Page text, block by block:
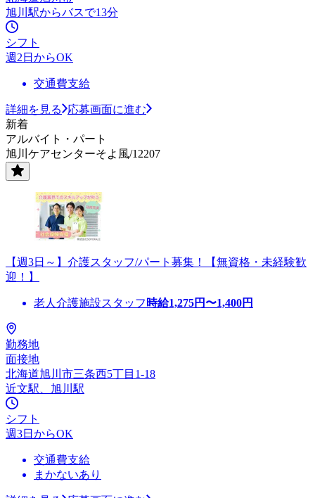
旭川駅からバスで13分
シフト
週2日からOK
交通費支給
詳細を見る
応募画面に進む
新着
アルバイト・パート
旭川ケアセンターそよ風/12207
【週3日～】介護スタッフ/パート募集！【無資格・未経験歓
迎！】
老人介護施設スタッフ 時給1,275円〜1,400円
勤務地
面接地
北海道旭川市三条西5丁目1-18
近文駅、旭川駅
シフト
週3日からOK
交通費支給
まかないあり